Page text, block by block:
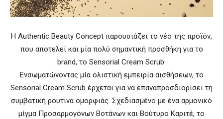
Η Authentic Beauty Concept παρουσιάζει το νέο της προϊόν,
που αποτελεί και μία πολύ σημαντική προσθήκη για το
brand, το Sensorial Cream Scrub.
Ενσωματώνοντας μία ολιστική εμπειρία αισθήσεων, το
Sensorial Cream Scrub έρχεται για να επαναπροσδιορίσει τη
συμβατική ρουτίνα ομορφιάς. Σχεδιασμένο με ένα αρμονικό
μίγμα Προσαρμογόνων Βοτάνων και Βούτυρο Καριτέ, το